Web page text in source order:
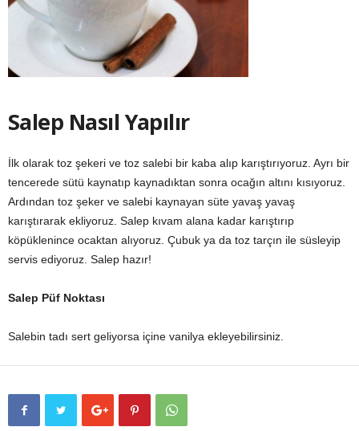
Salep Nasıl Yapılır
İlk olarak toz şekeri ve toz salebi bir kaba alıp karıştırıyoruz. Ayrı bir
tencerede sütü kaynatıp kaynadıktan sonra ocağın altını kısıyoruz.
Ardından toz şeker ve salebi kaynayan süte yavaş yavaş
karıştırarak ekliyoruz. Salep kıvam alana kadar karıştırıp
köpüklenince ocaktan alıyoruz. Çubuk ya da toz tarçın ile süsleyip
servis ediyoruz. Salep hazır!
Salep Püf Noktası
Salebin tadı sert geliyorsa içine vanilya ekleyebilirsiniz.